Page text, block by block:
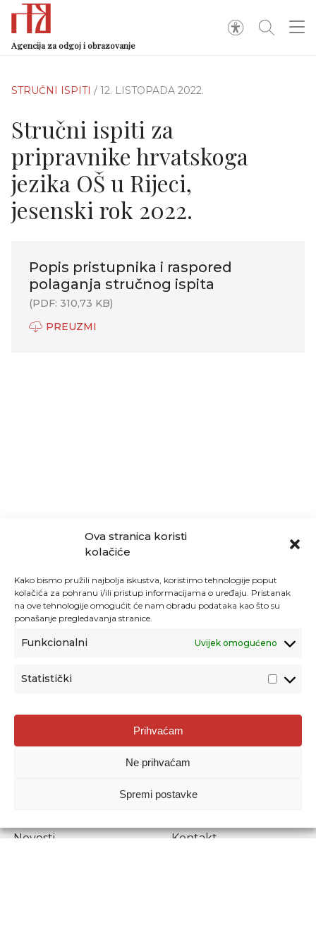
Ova stranica koristi
kolačiće
Kako bismo pružili najbolja iskustva, koristimo tehnologije poput
kolačića za pohranu i/ili pristup informacijama o uređaju. Pristanak
na ove tehnologije omogućit će nam obradu podataka kao što su
ponašanje pregledavanja stranice.
Funkcionalni Uvijek omogućeno
Statistički
Prihvaćam
Ne prihvaćam
Spremi postavke
Agencija za odgoj i obrazovanje
STRUČNI ISPITI / 12. LISTOPADA 2022.
Stručni ispiti za
pripravnike hrvatskoga
jezika OŠ u Rijeci,
jesenski rok 2022.
Popis pristupnika i raspored
polaganja stručnog ispita
(PDF: 310,73 KB)
PREUZMI
Agencija za odgoj i obrazovanje
Donje Svetice 38, 10000 Zagreb
1778129
Prenošenje sadržaja dopušteno je uz navođenje izvora.
Novosti
Kontakt